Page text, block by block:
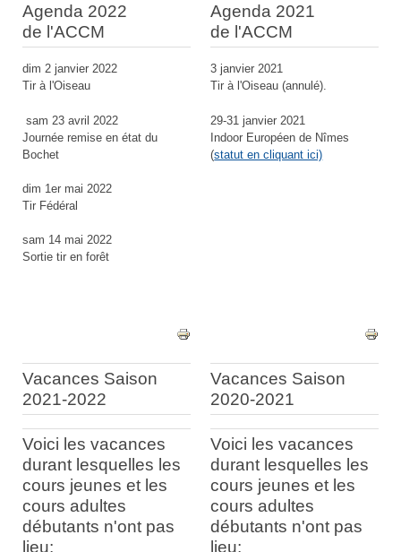
Agenda 2022
de l'ACCM
dim 2 janvier 2022
Tir à l'Oiseau
sam 23 avril 2022
Journée remise en état du
Bochet
dim 1er mai 2022
Tir Fédéral
sam 14 mai 2022
Sortie tir en forêt
Agenda 2021
de l'ACCM
3 janvier 2021
Tir à l'Oiseau (annulé).
29-31 janvier 2021
Indoor Européen de Nîmes
(statut en cliquant ici)
Vacances Saison
2021-2022
Voici les vacances
durant lesquelles les
cours jeunes et les
cours adultes
débutants n'ont pas
lieu:
Vacances Saison
2020-2021
Voici les vacances
durant lesquelles les
cours jeunes et les
cours adultes
débutants n'ont pas
lieu: